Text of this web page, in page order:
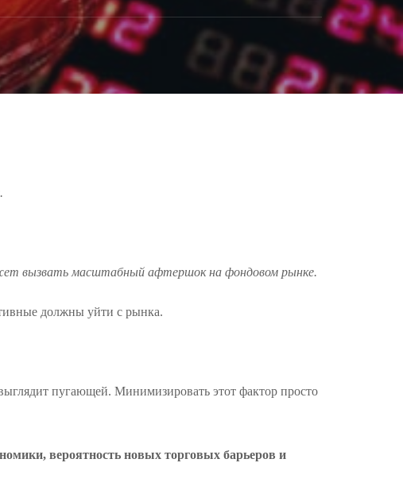
вызвать масштабный афтершок на фондовом рынке.
должны уйти с рынка.
пугающей. Минимизировать этот фактор просто
вероятность новых торговых барьеров и